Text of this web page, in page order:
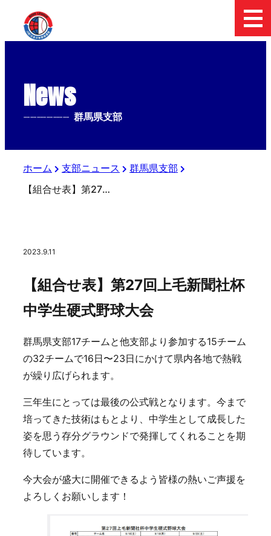
News
-------------- 群馬県支部
ホーム 支部ニュース
群馬県支部
【組合せ表】第27回上毛新聞社杯中学生硬式野球大会
2023.9.11
【組合せ表】第27回上毛新聞社杯
中学生硬式野球大会
群馬県支部17チームと他支部より参加する15チーム
の32チームで16日〜23日にかけて県内各地で熱戦
が繰り広げられます。
三年生にとっては最後の公式戦となります。今まで
培ってきた技術はもとより、中学生として成長した
姿を思う存分グラウンドで発揮してくれることを期
待しています。
今大会が盛大に開催できるよう皆様の熱いご声援を
よろしくお願いします！